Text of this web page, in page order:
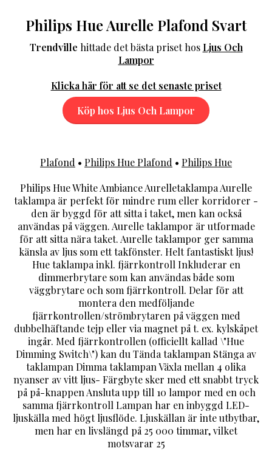
Philips Hue Aurelle Plafond Svart
Trendville hittade det bästa priset hos Ljus Och
Lampor
Klicka här för att se det senaste priset
Köp hos Ljus Och Lampor
Plafond • Philips Hue Plafond • Philips Hue
Philips Hue White Ambiance Aurelletaklampa Aurelle
taklampa är perfekt för mindre rum eller korridorer -
den är byggd för att sitta i taket, men kan också
användas på väggen. Aurelle taklampor är utformade
för att sitta nära taket. Aurelle taklampor ger samma
känsla av ljus som ett takfönster. Helt fantastiskt ljus!
Hue taklampa inkl. fjärrkontroll Inkluderar en
dimmerbrytare som kan användas både som
väggbrytare och som fjärrkontroll. Delar för att
montera den medföljande
fjärrkontrollen/strömbrytaren på väggen med
dubbelhäftande tejp eller via magnet på t. ex. kylskåpet
ingår. Med fjärrkontrollen (officiellt kallad \"Hue
Dimming Switch\") kan du Tända taklampan Stänga av
taklampan Dimma taklampan Växla mellan 4 olika
nyanser av vitt ljus- Färgbyte sker med ett snabbt tryck
på på-knappen Ansluta upp till 10 lampor med en och
samma fjärrkontroll Lampan har en inbyggd LED-
ljuskälla med högt ljusflöde. Ljuskällan är inte utbytbar,
men har en livslängd på 25 000 timmar, vilket
motsvarar 25